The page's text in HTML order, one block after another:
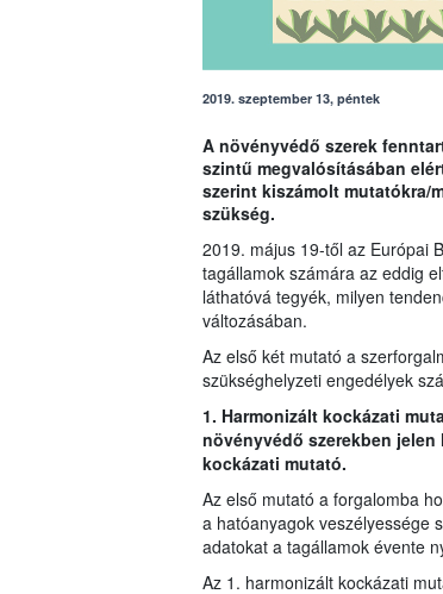
2019. szeptember 13, péntek
A növényvédő szerek
szintű megvalósításában
szerint kiszámolt mutatókra/
szükség.
2019. május 19-től az Európai
tagállamok számára az eddig
láthatóvá tegyék, milyen
változásában.
Az első két mutató a
szükséghelyzeti engedélyek
1. Harmonizált kockázati
növényvédő szerekben
kockázati mutató.
Az első mutató a forgalomba
a hatóanyagok veszélyessége
adatokat a tagállamok évente
Az 1. harmonizált kockázati